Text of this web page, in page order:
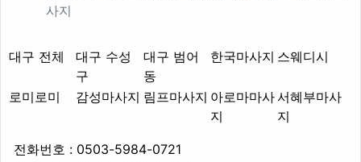
사지
대구 전체
대구 수성
구
대구 범어
동
지역1 한국마사지 스웨디시
로미로미 감성마사지 림프마사지 아로마마사
지
서혜부마사
지
테마
전화번호 : 0503-5984-0721